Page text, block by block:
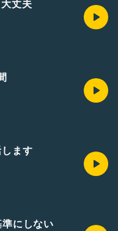
丈夫
ます
にしない